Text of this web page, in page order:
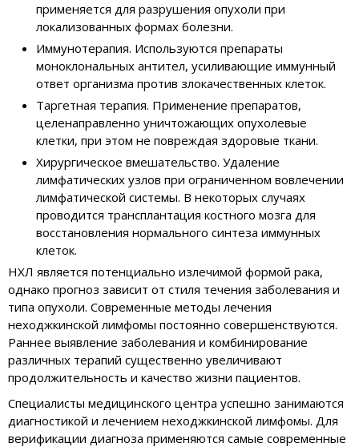
применяется для разрушения опухоли при
локализованных формах болезни.
Иммунотерапия. Используются препараты
моноклональных антител, усиливающие иммунный
ответ организма против злокачественных клеток.
Таргетная терапия. Применение препаратов,
целенаправленно уничтожающих опухолевые
клетки, при этом не повреждая здоровые ткани.
Хирургическое вмешательство. Удаление
лимфатических узлов при ограниченном вовлечении
лимфатической системы. В некоторых случаях
проводится трансплантация костного мозга для
восстановления нормального синтеза иммунных
клеток.
НХЛ является потенциально излечимой формой рака,
однако прогноз зависит от стиля течения заболевания и
типа опухоли. Современные методы лечения
неходжкинской лимфомы постоянно совершенствуются.
Раннее выявление заболевания и комбинирование
различных терапий существенно увеличивают
продолжительность и качество жизни пациентов.
Специалисты медицинского центра успешно занимаются
диагностикой и лечением неходжкинской лимфомы. Для
верификации диагноза применяются самые современные